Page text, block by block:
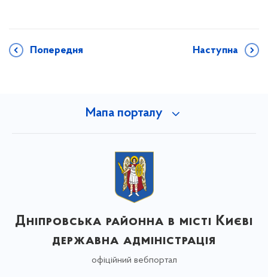
Попередня Наступна
Мапа порталу
Дніпровська районна в місті Києві
державна адміністрація
офіційний вебпортал